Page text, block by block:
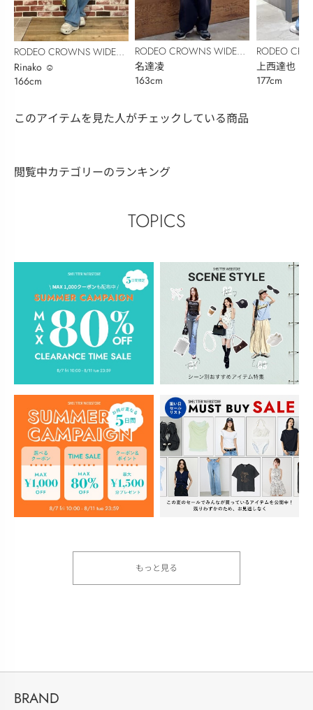
RODEO CROWNS WIDE
BOWL
Rinako ☺︎
166cm
RODEO CROWNS WIDE
BOWL
名達凌
163cm
RODEO
BOWL
上西達也
177cm
このアイテムを見た人がチェックしている商品
閲覧中カテゴリーのランキング
TOPICS
もっと見る
BRAND